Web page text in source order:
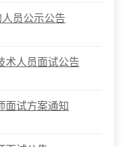
员公示公告
术人员面试公告
面试方案通知